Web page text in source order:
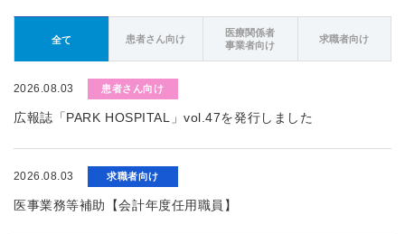
全て 患者さん向け
医療関係者
事業者向け
求職者向け
2026.08.03 患者さん向け
広報誌「PARK HOSPITAL」vol.47を発行しました
2026.08.03 求職者向け
医事業務等補助【会計年度任用職員】